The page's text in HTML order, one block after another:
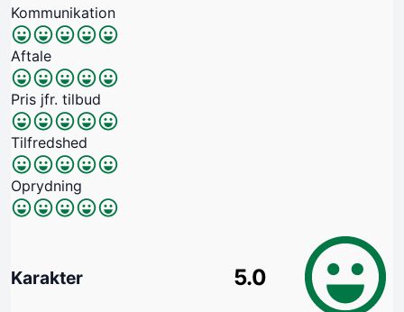
Kommunikation
Aftale
Pris jfr. tilbud
Tilfredshed
Oprydning
Karakter 5.0